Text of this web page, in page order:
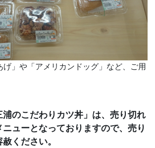
」や「アメリカンドッグ」など、ご用
浦のこだわりカツ丼」は、売り切れ
ューとなっておりますので、売り
ください。